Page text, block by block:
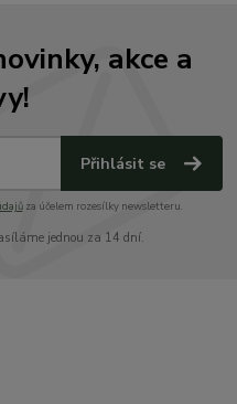
akce a
Přihlásit se
za účelem rozesílky newsletteru.
jednou za 14 dní.